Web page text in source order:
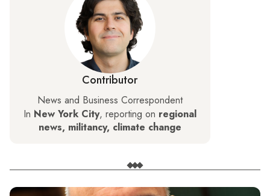
Contributor
News and Business Correspondent
In New York City, reporting on regional
news, militancy, climate change